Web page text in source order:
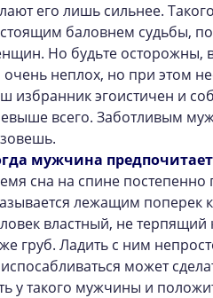
его лишь сильнее.
баловнем судьбы,
Но будьте осторожны,
очень неплох, но при этом
избранник эгоистичен и
всего. Заботливым
мужчина
сна на спине
лежащим поперек
властный, не
груб. Ладить с ним
может
у такого мужчины и